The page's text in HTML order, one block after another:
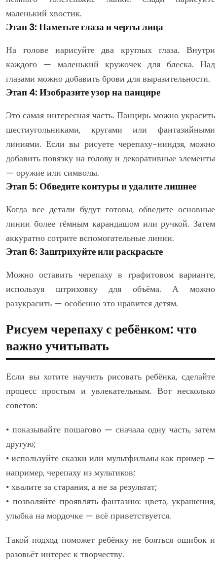
маленький хвостик.
Этап 3: Наметьте глаза и черты лица
На голове нарисуйте два круглых глаза. Внутри
каждого — маленький кружочек для блеска. Над
глазами можно добавить брови для выразительности.
Этап 4: Изобразите узор на панцире
Это самая интересная часть. Панцирь можно украсить
шестиугольниками, кругами или фантазийными
линиями. Если вы рисуете черепаху-ниндзя, можно
добавить повязку на голову и декоративные элементы
— оружие или символы.
Этап 5: Обведите контуры и удалите лишнее
Когда все детали будут готовы, обведите основные
линии более тёмным карандашом или ручкой. Затем
аккуратно сотрите вспомогательные линии.
Этап 6: Заштрихуйте или раскрасьте
Можно оставить черепаху в графитовом варианте,
используя штриховку для объёма. А можно
разукрасить — особенно это нравится детям.
Рисуем черепаху с ребёнком: что
важно учитывать
Если вы хотите научить рисовать ребёнка, сделайте
процесс простым и увлекательным. Вот несколько
советов:
• показывайте пошагово — сначала одну часть, затем
другую;
• используйте сказки или мультфильмы как пример —
например, черепаху из мультиков;
• хвалите за старания, а не за результат;
• позволяйте проявлять фантазию: цвета, украшения,
улыбка на мордочке — всё приветствуется.
Такой подход поможет ребёнку не бояться ошибок и
разовьёт интерес к творчеству.